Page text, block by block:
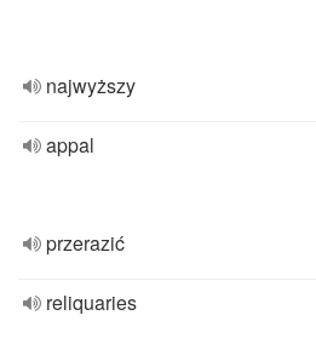
najwyższy
appal
przerazić
reliquaries